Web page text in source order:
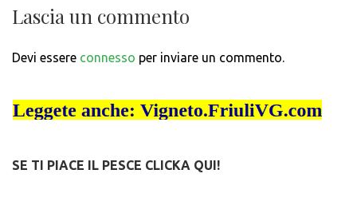
Lascia un commento
Devi essere connesso per inviare un commento.
SE TI PIACE IL PESCE CLICKA QUI!